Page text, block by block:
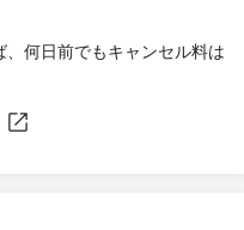
何日前でもキャンセル料は